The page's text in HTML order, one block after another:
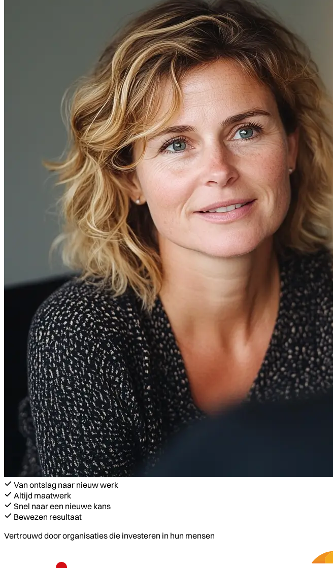
Van ontslag naar nieuw werk
Altijd maatwerk
Snel naar een nieuwe kans
Bewezen resultaat
Vertrouwd door organisaties die investeren in hun mensen